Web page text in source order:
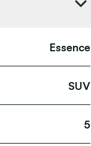
Essence
SUV
5